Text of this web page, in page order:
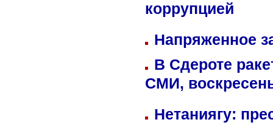
коррупцией
Напряженное
В Сдероте
СМИ,
Нетаниягу: